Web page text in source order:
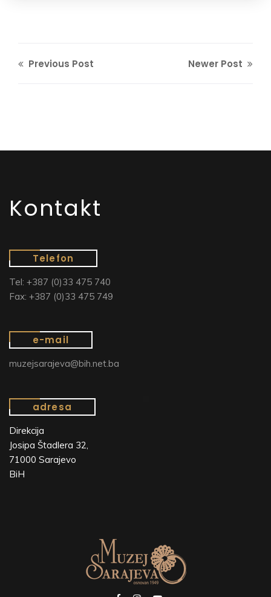
Previous Post Newer Post
Kontakt
Telefon
Tel: +387 (0)33 475 740
Fax: +387 (0)33 475 749
e-mail
muzejsarajeva@bih.net.ba
adresa
Direkcija
Josipa Štadlera 32,
71000 Sarajevo
BiH